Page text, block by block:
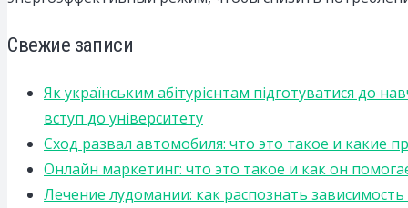
Свежие записи
Як українським абітурієнтам підготуватися до
вступ до університету
Сход развал автомобиля: что это такое и какие
Онлайн маркетинг: что это такое и как он
Лечение лудомании: как распознать